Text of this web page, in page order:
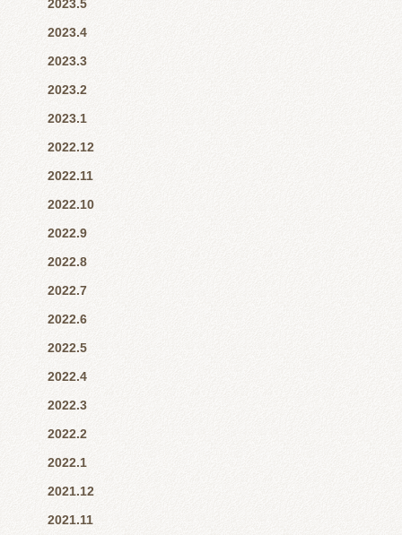
2023.5
2023.4
2023.3
2023.2
2023.1
2022.12
2022.11
2022.10
2022.9
2022.8
2022.7
2022.6
2022.5
2022.4
2022.3
2022.2
2022.1
2021.12
2021.11